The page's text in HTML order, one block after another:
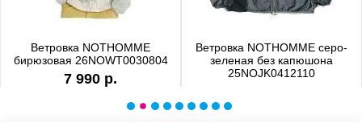
Ветровка NOTHOMME
бирюзовая 26NOWT0030804
7 990 р.
Ветровка NOTHOMME серо-
зеленая без капюшона
25NOJK0412110